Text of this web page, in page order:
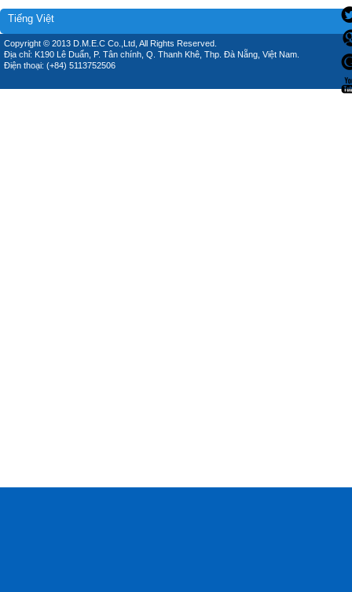
Tiếng Việt
Copyright © 2013 D.M.E.C Co.,Ltd, All Rights Reserved.
Địa chỉ: K190 Lê Duẩn, P. Tân chính, Q. Thanh Khê, Thp. Đà Nẵng, Việt Nam.
Điện thoại: (+84) 5113752506